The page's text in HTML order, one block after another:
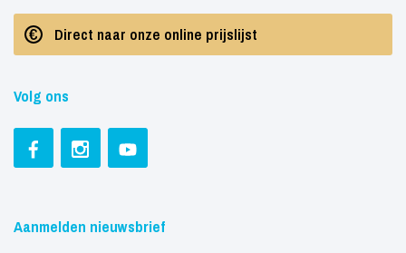
Direct naar onze online prijslijst
Volg ons
Aanmelden nieuwsbrief